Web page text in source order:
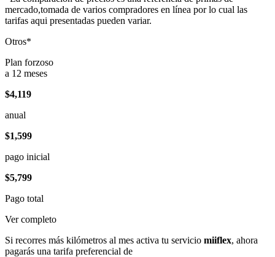
mercado,tomada de varios compradores en línea por lo cual las
tarifas aqui presentadas pueden variar.
Otros*
Plan forzoso
a 12 meses
$4,119
anual
$1,599
pago inicial
$5,799
Pago total
Ver completo
Si recorres más kilómetros al mes activa tu servicio miiflex, ahora
pagarás una tarifa preferencial de